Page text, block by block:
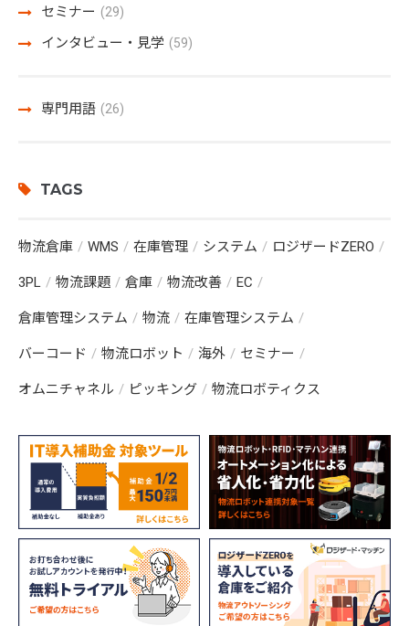
セミナー (29)
インタビュー・見学 (59)
専門用語 (26)
TAGS
物流倉庫 WMS 在庫管理 システム ロジザードZERO
3PL 物流課題 倉庫 物流改善 EC
倉庫管理システム 物流 在庫管理システム
バーコード 物流ロボット 海外 セミナー
オムニチャネル ピッキング 物流ロボティクス